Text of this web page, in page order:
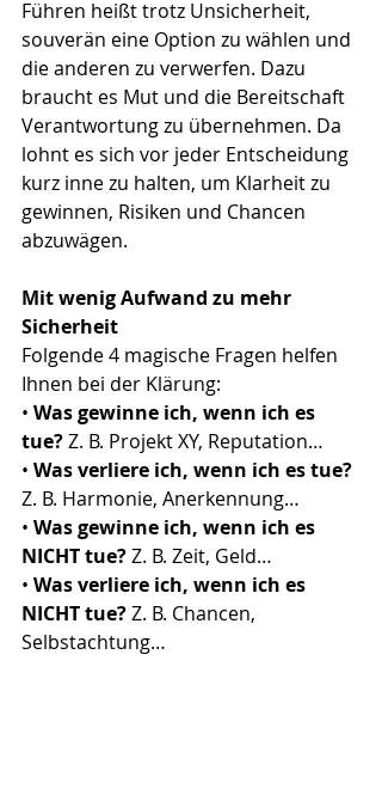
Führen heißt trotz Unsicherheit,
souverän eine Option zu wählen und
die anderen zu verwerfen. Dazu
braucht es Mut und die Bereitschaft
Verantwortung zu übernehmen. Da
lohnt es sich vor jeder Entscheidung
kurz inne zu halten, um Klarheit zu
gewinnen, Risiken und Chancen
abzuwägen.
Mit wenig Aufwand zu mehr
Sicherheit
Folgende 4 magische Fragen helfen
Ihnen bei der Klärung:
• Was gewinne ich, wenn ich es
tue? Z. B. Projekt XY, Reputation…
• Was verliere ich, wenn ich es tue?
Z. B. Harmonie, Anerkennung…
• Was gewinne ich, wenn ich es
NICHT tue? Z. B. Zeit, Geld…
• Was verliere ich, wenn ich es
NICHT tue? Z. B. Chancen,
Selbstachtung…